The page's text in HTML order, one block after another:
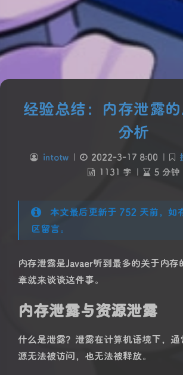
经验总结：内存泄露
分析
intotw | 2022-3-17 8:00 |
1131 字 | 5 分钟
本文最后更新于 752 天前，如
区留言。
内存泄露是Javaer听到最多的关于内存
章就来谈谈这件事。
内存泄露与资源泄露
什么是泄露？泄露在计算机语境下，
源无法被访问，也无法被释放。